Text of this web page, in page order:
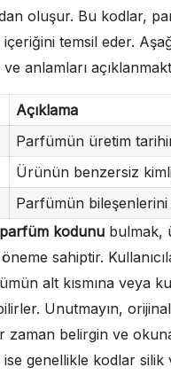
oluşur. Bu kodlar,
temsil eder.
anlamları
Açıklama
Parfümün üretim
Ürünün benzersiz
Parfümün bileşenlerini
kodunu bulmak,
sahiptir.
alt kısmına veya
Unutmayın,
zaman belirgin ve
genellikle kodlar silik